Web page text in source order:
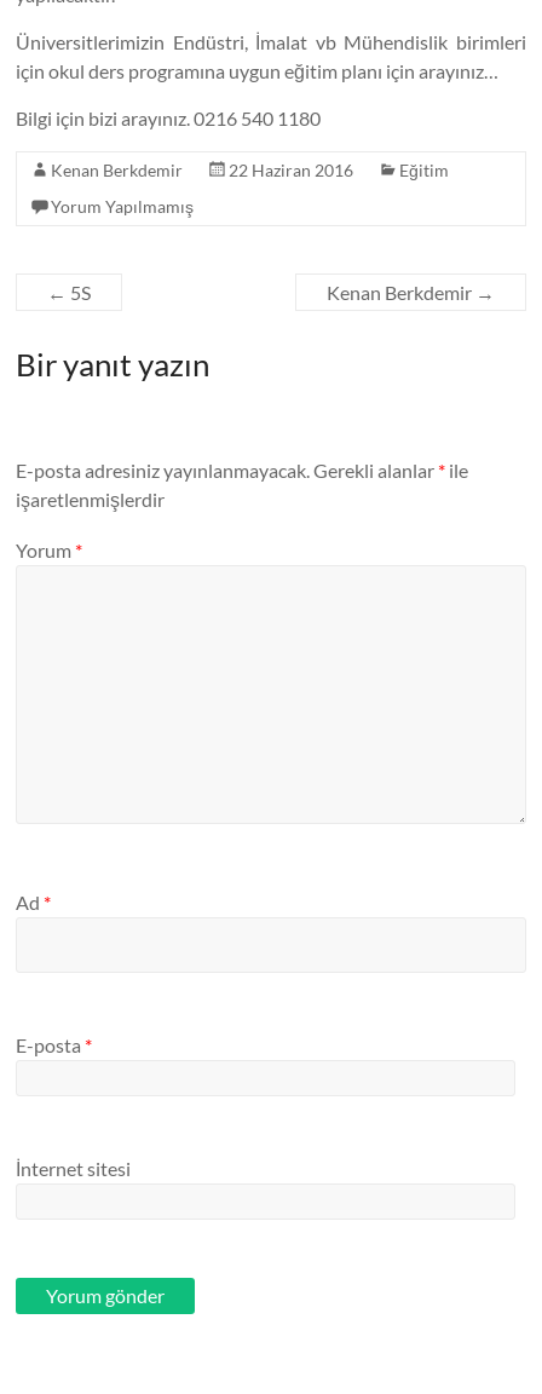
Üniversitlerimizin Endüstri, İmalat vb Mühendislik birimleri
için okul ders programına uygun eğitim planı için arayınız…
Bilgi için bizi arayınız. 0216 540 1180
Kenan Berkdemir 22 Haziran 2016
Eğitim
Yorum Yapılmamış
← 5S Kenan Berkdemir →
Bir yanıt yazın
E-posta adresiniz yayınlanmayacak.Gerekli alanlar * ile
işaretlenmişlerdir
Yorum *
Ad *
E-posta *
İnternet sitesi